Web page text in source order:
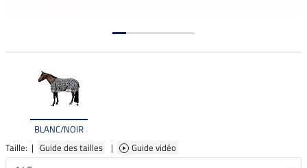
BLANC/NOIR
Taille: | Guide des tailles | Guide vidéo